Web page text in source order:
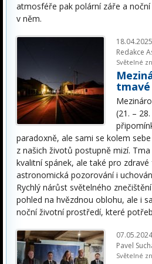
atmosféře pak polární záře a
v něm.
Redakce
Světelné
(21. –
paradoxně, ale sami se kolem
z našich životů postupně mizí.
kvalitní spánek, ale také pro
astronomická pozorování i
Rychlý nárůst světelného
pohled na hvězdnou oblohu, ale i
noční životní prostředí, které
Pavel
Světelné